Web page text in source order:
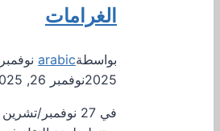
الغرامات
بواسطةarabic
2025نوفمبر 26, 2025
في 27 نوفمبر/